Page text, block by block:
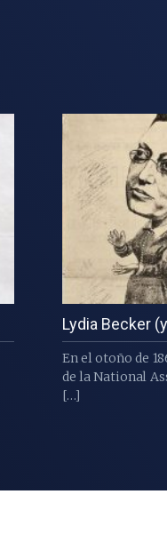
Lydia Becker
En el otoño de
de la National
[…]